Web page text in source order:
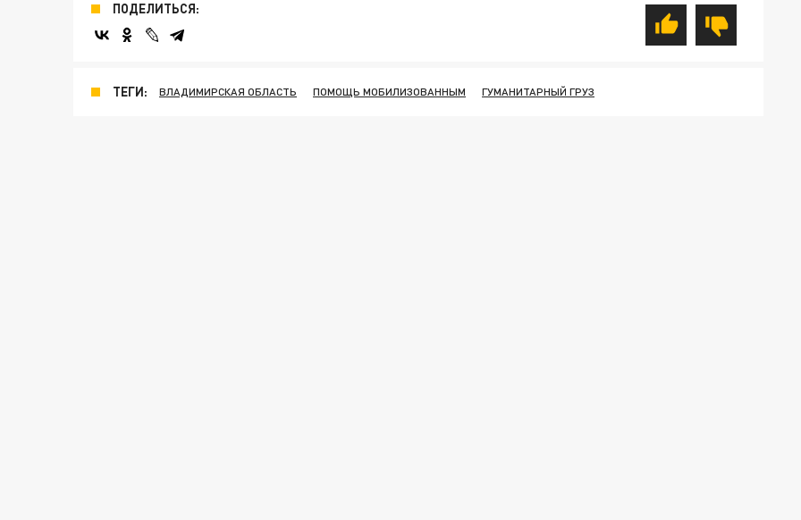
ПОДЕЛИТЬСЯ:
ТЕГИ: ВЛАДИМИРСКАЯ ОБЛАСТЬ ПОМОЩЬ МОБИЛИЗОВАННЫМ ГУМАНИТАРНЫЙ ГРУЗ